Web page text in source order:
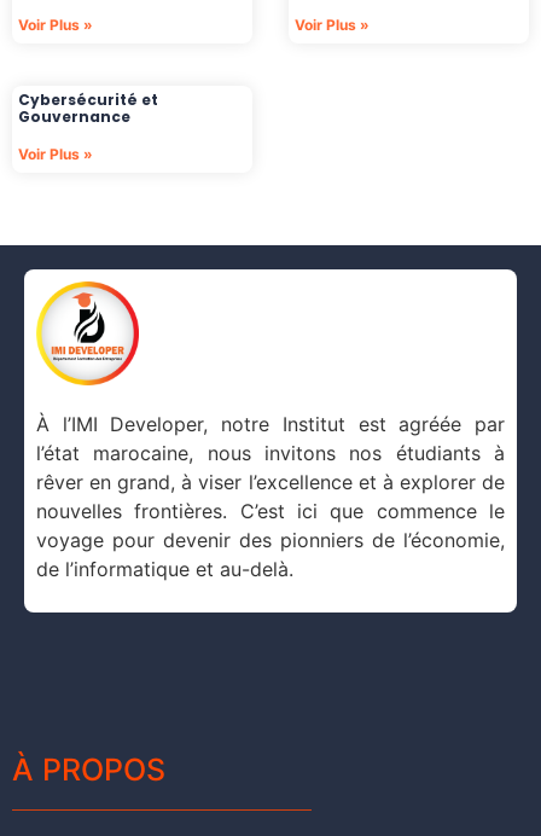
2EMEANNEE
Modules métiers :
Module 2 : Entrepreneuriat
Module 3 : Ingénierie de la formation et Cadre
légal
Module 4 : Bilan des compétences et
orientation professionnelle
Module 5 : Gestion des prévisionnelle des
emplois et des compétences
Module 6 : Classification & Politiques de
rémunérations
Module 7 : Communication Interne et externe
Module 8 : Conduite du changement et RSE
Module 9 : Coaching et développent personnel
Module 10 : Gestion des RH à l’international
Management de projet et innovation
Normes Comptable International
Voir Plus » Voir Plus »
Cybersécurité et
Gouvernance
Voir Plus »
À l’IMI Developer, notre Institut est agréée par
l’état marocaine, nous invitons nos étudiants à
rêver en grand, à viser l’excellence et à explorer de
nouvelles frontières. C’est ici que commence le
voyage pour devenir des pionniers de l’économie,
de l’informatique et au-delà.
À PROPOS